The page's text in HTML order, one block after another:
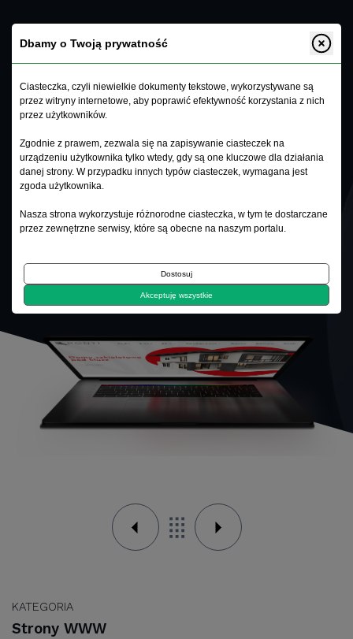
Ponti
CSS3
ONLINE
KATEGORIA
Strony WWW
Dbamy o Twoją prywatność
Ciasteczka, czyli niewielkie dokumenty tekstowe, wykorzystywane są
przez witryny internetowe, aby poprawić efektywność korzystania z nich
przez użytkowników.
Zgodnie z prawem, zezwala się na zapisywanie ciasteczek na
urządzeniu użytkownika tylko wtedy, gdy są one kluczowe dla działania
danej strony. W przypadku innych typów ciasteczek, wymagana jest
zgoda użytkownika.
Nasza strona wykorzystuje różnorodne ciasteczka, w tym te dostarczane
przez zewnętrzne serwisy, które są obecne na naszym portalu.
Dostosuj
Akceptuję wszystkie